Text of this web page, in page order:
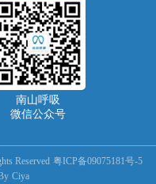
南山呼吸
微信公众号
Reserved 粤ICP备09075181号-5
Ciya